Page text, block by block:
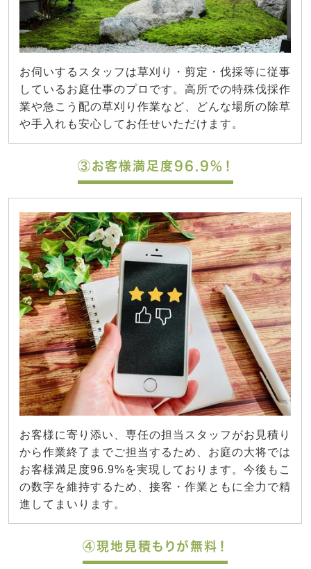
お伺いするスタッフは草刈り・剪定・伐採等に従事
しているお庭仕事のプロです。高所での特殊伐採作
業や急こう配の草刈り作業など、どんな場所の除草
や手入れも安心してお任せいただけます。
③お客様満足度96.9%！
お客様に寄り添い、専任の担当スタッフがお見積り
から作業終了までご担当するため、お庭の大将では
お客様満足度96.9%を実現しております。今後もこ
の数字を維持するため、接客・作業ともに全力で精
進してまいります。
④現地見積もりが無料！